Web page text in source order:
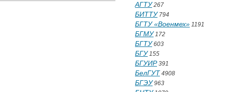
АГТУ267
БИТТУ794
БГТУ «Военмех» 1191
БГМУ172
БГТУ603
БГУ155
БГУИР391
БелГУТ 4908
БГЭУ963